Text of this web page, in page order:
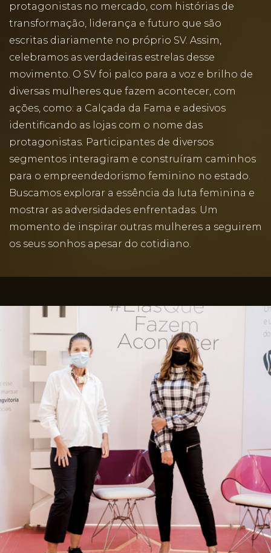
protagonistas no mercado, com histórias de
transformação, liderança e futuro que são
escritas diariamente no próprio SV. Assim,
celebramos as verdadeiras estrelas desse
movimento. O SV foi palco para a voz e brilho de
diversas mulheres que fazem acontecer, com
ações, como: a Calçada da Fama e adesivos
identificando as lojas com o nome das
protagonistas. Participantes de diversos
segmentos interagiram e construíram caminhos
para o empreendedorismo feminino no estado.
Buscamos explorar a essência da luta feminina e
mostrar as adversidades enfrentadas. Um
momento de inspirar outras mulheres a seguirem
os seus sonhos apesar do cotidiano.